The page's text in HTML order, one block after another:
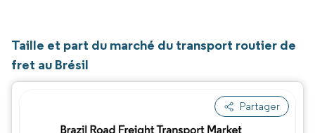
Taille et part du marché du transport routier de
fret au Brésil
Partager